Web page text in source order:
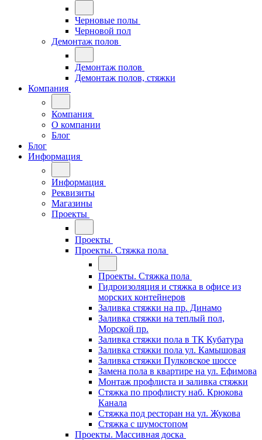
Черновые полы
Черновой пол
Демонтаж полов
Демонтаж полов
Демонтаж полов, стяжки
Компания
Компания
О компании
Блог
Блог
Информация
Информация
Реквизиты
Магазины
Проекты
Проекты
Проекты. Стяжка пола
Проекты. Стяжка пола
Гидроизоляция и стяжка в офисе из
морских контейнеров
Заливка стяжки на пр. Динамо
Заливка стяжки на теплый пол,
Морской пр.
Заливка стяжки пола в ТК Кубатура
Заливка стяжки пола ул. Камышовая
Заливка стяжки Пулковское шоссе
Замена пола в квартире на ул. Ефимова
Монтаж профлиста и заливка стяжки
Стяжка по профлисту наб. Крюкова
Канала
Стяжка под ресторан на ул. Жукова
Стяжка с шумостопом
Проекты. Массивная доска